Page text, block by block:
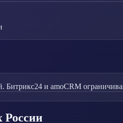
и amoCRM
России